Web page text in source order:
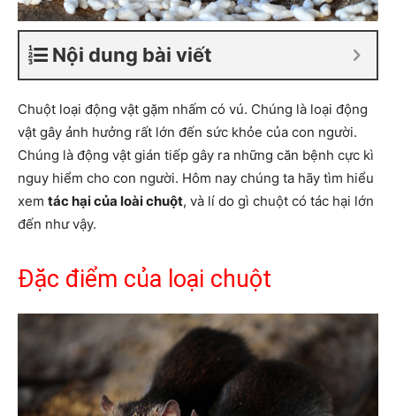
Nội dung bài viết
Chuột loại động vật gặm nhấm có vú. Chúng là loại động
vật gây ảnh hưởng rất lớn đến sức khỏe của con người.
Chúng là động vật gián tiếp gây ra những căn bệnh cực kì
nguy hiểm cho con người. Hôm nay chúng ta hãy tìm hiểu
xem tác hại của loài chuột, và lí do gì chuột có tác hại lớn
đến như vậy.
Đặc điểm của loại chuột